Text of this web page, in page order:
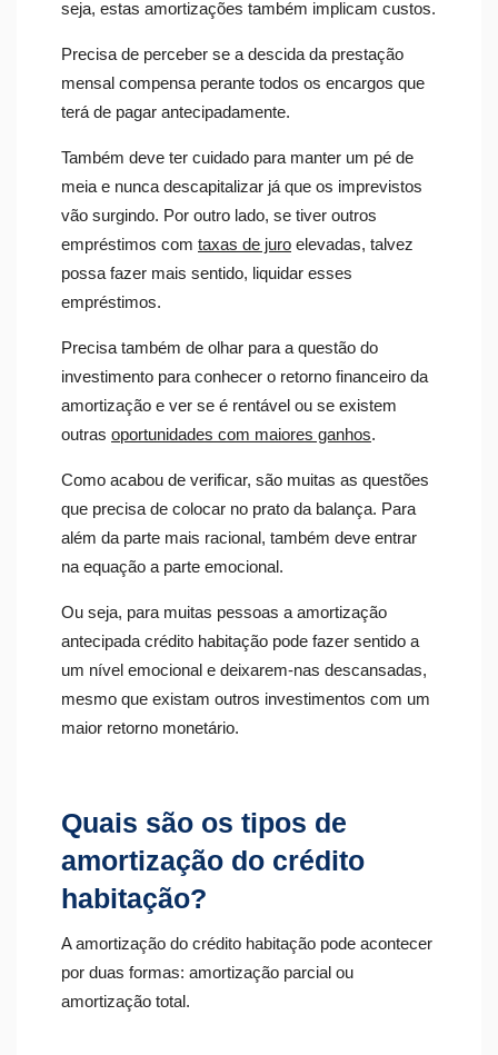
seja, estas amortizações também implicam custos.
Precisa de perceber se a descida da prestação
mensal compensa perante todos os encargos que
terá de pagar antecipadamente.
Também deve ter cuidado para manter um pé de
meia e nunca descapitalizar já que os imprevistos
vão surgindo. Por outro lado, se tiver outros
empréstimos com taxas de juro elevadas, talvez
possa fazer mais sentido, liquidar esses
empréstimos.
Precisa também de olhar para a questão do
investimento para conhecer o retorno financeiro da
amortização e ver se é rentável ou se existem
outras oportunidades com maiores ganhos.
Como acabou de verificar, são muitas as questões
que precisa de colocar no prato da balança. Para
além da parte mais racional, também deve entrar
na equação a parte emocional.
Ou seja, para muitas pessoas a amortização
antecipada crédito habitação pode fazer sentido a
um nível emocional e deixarem-nas descansadas,
mesmo que existam outros investimentos com um
maior retorno monetário.
Quais são os tipos de
amortização do crédito
habitação?
A amortização do crédito habitação pode acontecer
por duas formas: amortização parcial ou
amortização total.